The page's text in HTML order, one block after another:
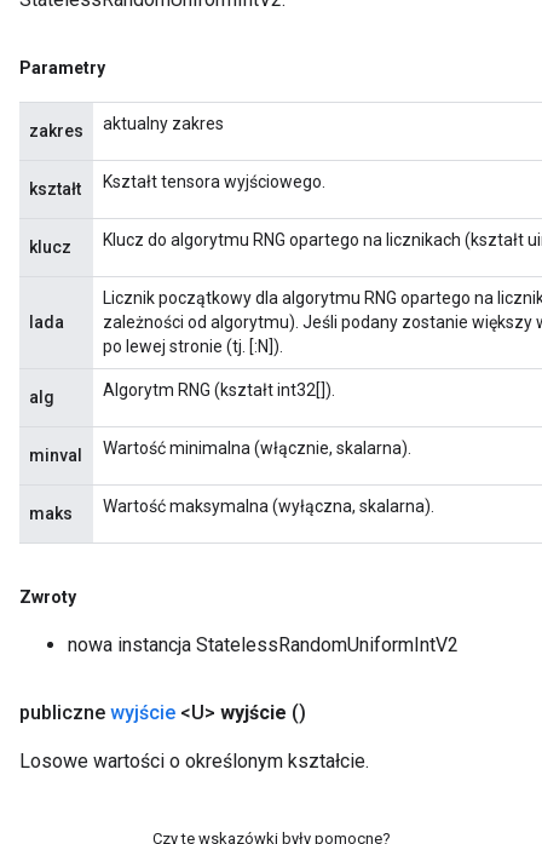
Parametry
zakres aktualny zakres
kształt Kształt tensora wyjściowego.
klucz Klucz do algorytmu RNG opartego na licznikach (kształt
lada
Licznik początkowy dla algorytmu RNG opartego na
zależności od algorytmu). Jeśli podany zostanie
po lewej stronie (tj. [:N]).
alg Algorytm RNG (kształt int32[]).
minval Wartość minimalna (włącznie, skalarna).
maks Wartość maksymalna (wyłączna, skalarna).
Zwroty
nowa instancja StatelessRandomUniformIntV2
publiczne wyjście <U> wyjście ()
Losowe wartości o określonym kształcie.
Czy te wskazówki były pomocne?